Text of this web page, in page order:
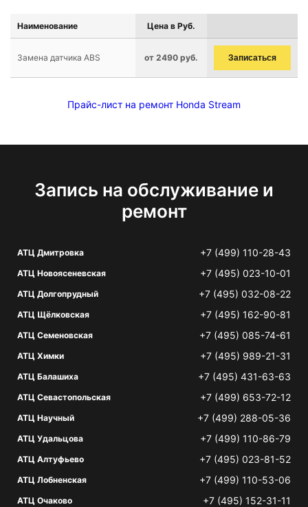
Наименование Цена в Руб.
Замена датчика ABS от 2490 руб. Записаться
Прайс-лист на ремонт Honda Stream
Запись на обслуживание и
ремонт
АТЦ Дмитровка +7 (499) 110-28-43
АТЦ Новоясеневская +7 (495) 023-10-01
АТЦ Долгопрудный +7 (495) 032-08-22
АТЦ Щёлковская +7 (495) 162-90-81
АТЦ Семеновская +7 (495) 085-74-61
АТЦ Химки +7 (495) 989-21-31
АТЦ Балашиха +7 (495) 431-63-63
АТЦ Севастопольская +7 (499) 653-72-12
АТЦ Научный +7 (499) 288-05-36
АТЦ Удальцова +7 (499) 110-86-79
АТЦ Алтуфьево +7 (495) 023-81-52
АТЦ Лобненская +7 (499) 110-53-06
АТЦ Очаково +7 (495) 152-31-11